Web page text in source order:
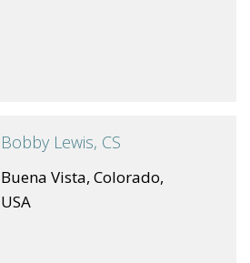
Bobby Lewis, CS
Buena Vista, Colorado,
USA